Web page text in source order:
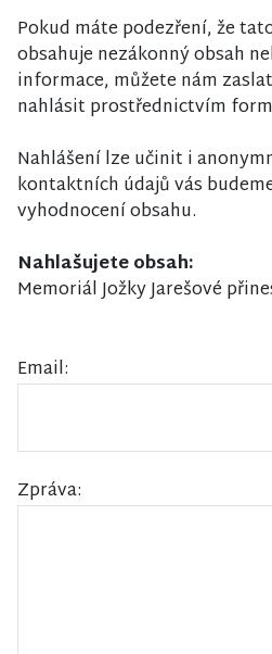
Pokud máte podezření, že
obsahuje nezákonný obsah
informace, můžete nám
nahlásit prostřednictvím
Nahlášení lze učinit i
kontaktních údajů vás
vyhodnocení obsahu.
Nahlašujete obsah:
Memoriál Jožky Jarešové
Email:
Zpráva: